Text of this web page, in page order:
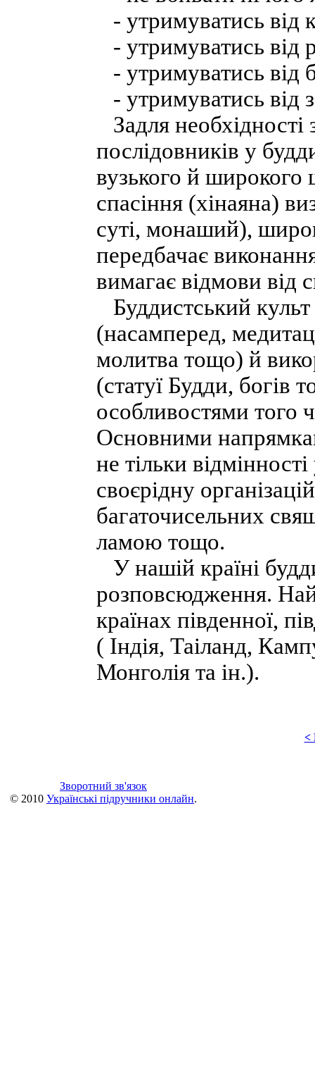
- утримуватись від
- утримуватись від
- утримуватись від
- утримуватись від
Задля необхідності
послідовників у
вузького й
спасіння (хінаяна)
суті, монаший),
передбачає
вимагає відмови від
Буддистський культ
(насамперед,
молитва тощо) й
(статуї Будди, богів
особливостями того
Основними
не тільки
своєрідну
багаточисельних
ламою тощо.
У нашій країні
розповсюдження.
країнах південної,
( Індія, Таіланд,
Монголія та ін.).
<
Зворотний зв'язок
© 2010 Українські підручники онлайн.